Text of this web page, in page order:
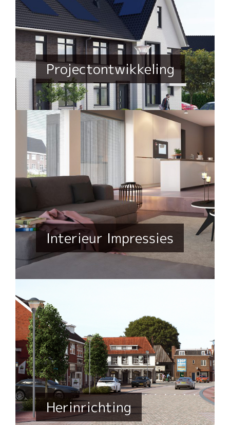
Projectontwikkeling
Interieur Impressies
Herinrichting